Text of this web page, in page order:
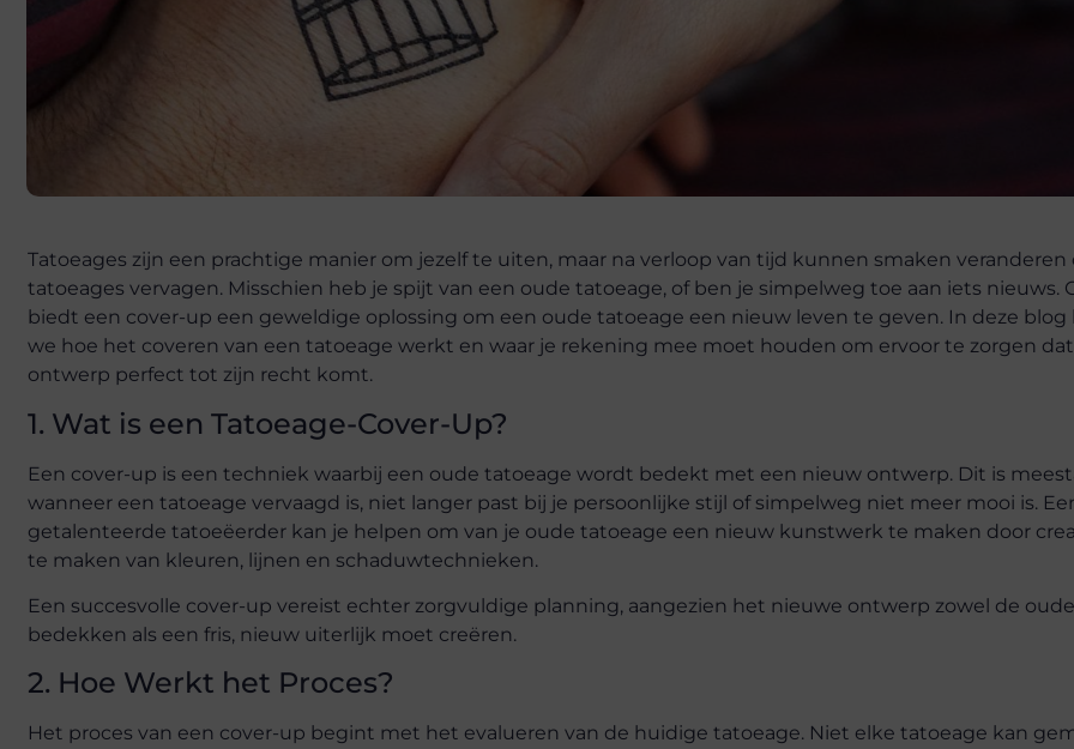
Tatoeages zijn een prachtige manier om jezelf te uiten, maar na verloop van tijd kunnen smaken veranderen
tatoeages vervagen. Misschien heb je spijt van een oude tatoeage, of ben je simpelweg toe aan iets nieuws.
biedt een cover-up een geweldige oplossing om een oude tatoeage een nieuw leven te geven. In deze blog
we hoe het coveren van een tatoeage werkt en waar je rekening mee moet houden om ervoor te zorgen
ontwerp perfect tot zijn recht komt.
1. Wat is een Tatoeage-Cover-Up?
Een cover-up is een techniek waarbij een oude tatoeage wordt bedekt met een nieuw ontwerp. Dit is
wanneer een tatoeage vervaagd is, niet langer past bij je persoonlijke stijl of simpelweg niet meer mooi is.
getalenteerde tatoeëerder kan je helpen om van je oude tatoeage een nieuw kunstwerk te maken door
te maken van kleuren, lijnen en schaduwtechnieken.
Een succesvolle cover-up vereist echter zorgvuldige planning, aangezien het nieuwe ontwerp zowel de
bedekken als een fris, nieuw uiterlijk moet creëren.
2. Hoe Werkt het Proces?
Het proces van een cover-up begint met het evalueren van de huidige tatoeage. Niet elke tatoeage kan